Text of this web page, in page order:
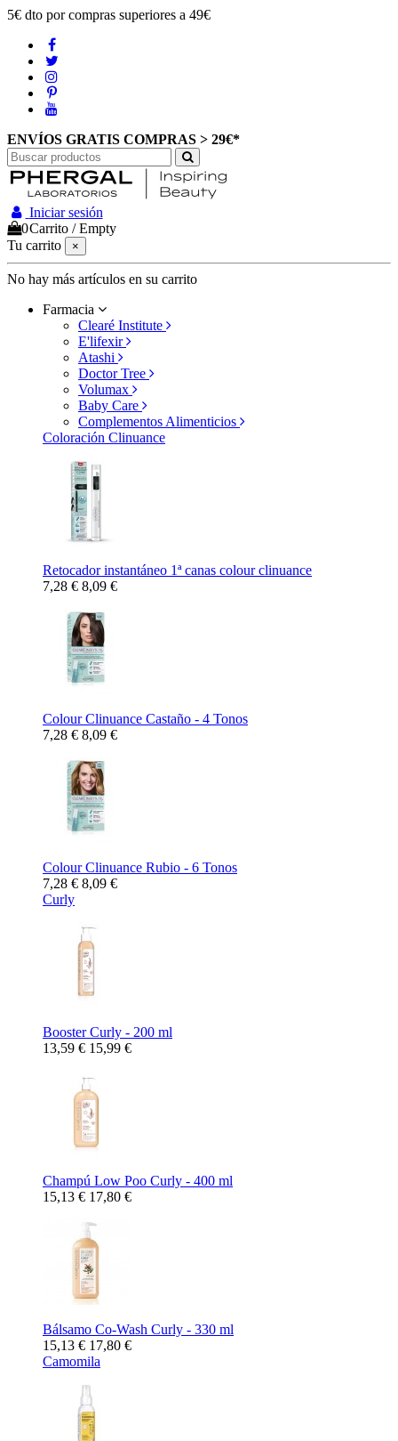
5€ dto por compras superiores a 49€
ENVÍOS GRATIS COMPRAS > 29€*
Iniciar sesión
0Carrito /Empty
Tu carrito
×
No hay más artículos en su carrito
Farmacia
Clearé Institute
E'lifexir
Atashi
Doctor Tree
Volumax
Baby Care
Complementos Alimenticios
Coloración Clinuance
Retocador instantáneo 1ª canas colour clinuance
7,28 € 8,09 €
Colour Clinuance Castaño - 4 Tonos
7,28 € 8,09 €
Colour Clinuance Rubio - 6 Tonos
7,28 € 8,09 €
Curly
Booster Curly - 200 ml
13,59 € 15,99 €
Champú Low Poo Curly - 400 ml
15,13 € 17,80 €
Bálsamo Co-Wash Curly - 330 ml
15,13 € 17,80 €
Camomila